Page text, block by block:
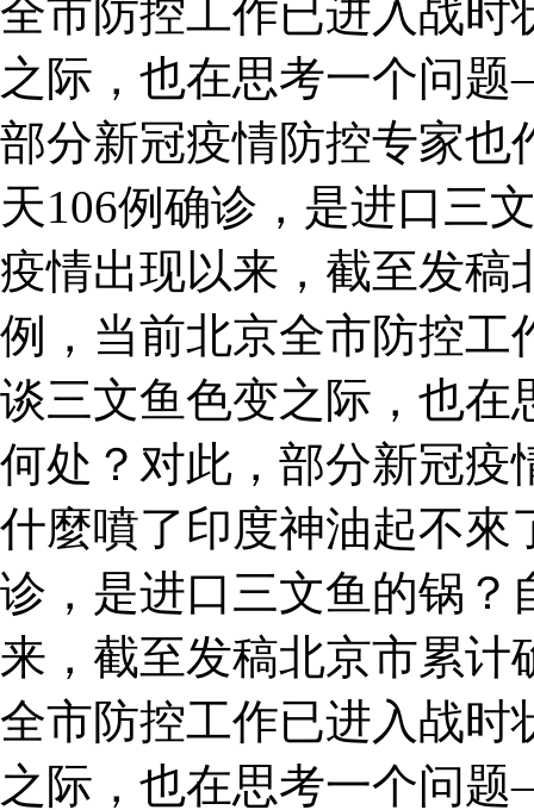
全市防控工作已进入战时
之际，也在思考一个问
部分新冠疫情防控专家也
天106例确诊，是进口三
疫情出现以来，截至发稿
例，当前北京全市防控工
谈三文鱼色变之际，也
何处？对此，部分新冠疫
什麼噴了印度神油起不來
诊，是进口三文鱼的锅？
来，截至发稿北京市累计
全市防控工作已进入战时
之际，也在思考一个问